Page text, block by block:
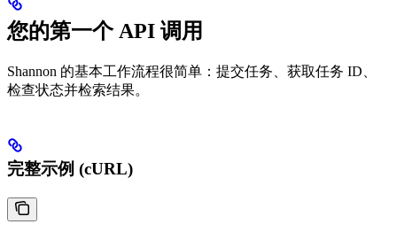
您的第一个 API 调用
Shannon 的基本工作流程很简单：提交任务、获取任务 ID、
检查状态并检索结果。
完整示例 (cURL)